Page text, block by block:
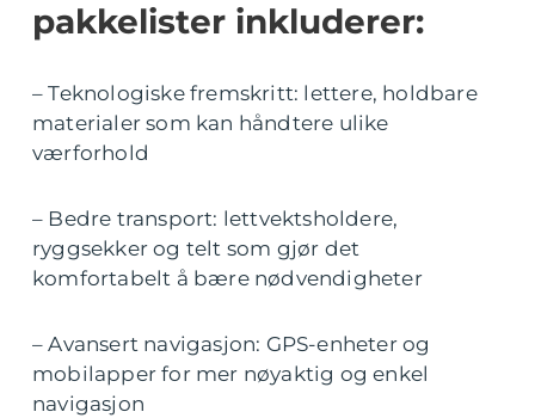
pakkelister inkluderer:
– Teknologiske fremskritt: lettere, holdbare
materialer som kan håndtere ulike
værforhold
– Bedre transport: lettvektsholdere,
ryggsekker og telt som gjør det
komfortabelt å bære nødvendigheter
– Avansert navigasjon: GPS-enheter og
mobilapper for mer nøyaktig og enkel
navigasjon